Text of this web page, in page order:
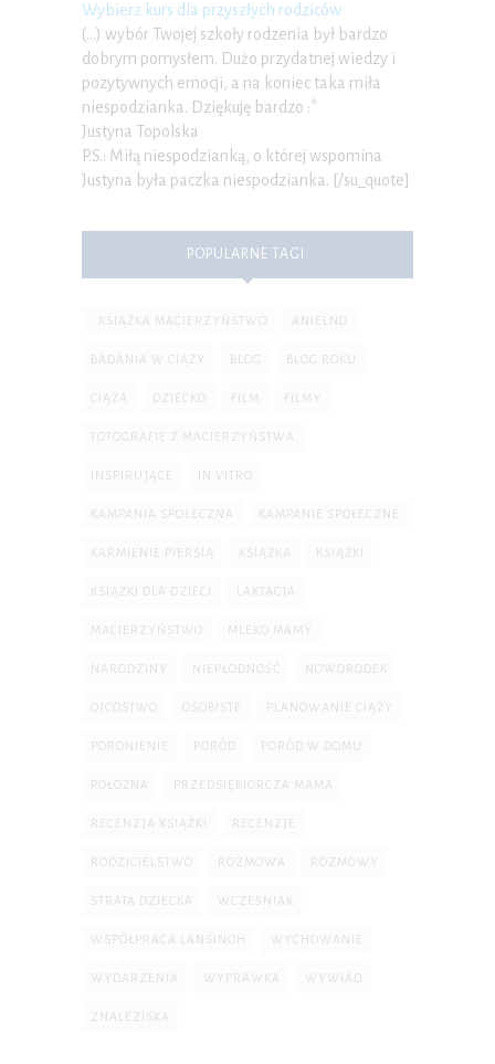
Wybierz kurs dla przyszłych rodziców
(…) wybór Twojej szkoły rodzenia był bardzo
dobrym pomysłem. Dużo przydatnej wiedzy i
pozytywnych emocji, a na koniec taka miła
niespodzianka. Dziękuję bardzo :*
Justyna Topolska
P.S.: Miłą niespodzianką, o której wspomina
Justyna była paczka niespodzianka. [/su_quote]
POPULARNE TAGI:
. KSIĄŻKA MACIERZYŃSTWO ANIELNO
BADANIA W CIĄŻY BLOG BLOG ROKU
CIĄŻA DZIECKO FILM FILMY
FOTOGRAFIE Z MACIERZYŃSTWA
INSPIRUJĄCE IN VITRO
KAMPANIA SPOŁECZNA KAMPANIE SPOŁECZNE
KARMIENIE PIERSIĄ KSIĄŻKA KSIĄŻKI
KSIĄŻKI DLA DZIECI LAKTACJA
MACIERZYŃSTWO MLEKO MAMY
NARODZINY NIEPŁODNOŚĆ NOWORODEK
OJCOSTWO OSOBISTE PLANOWANIE CIĄŻY
PORONIENIE PORÓD PORÓD W DOMU
POŁOŻNA PRZEDSIĘBIORCZA MAMA
RECENZJA KSIĄŻKI RECENZJE
RODZICIELSTWO ROZMOWA ROZMOWY
STRATA DZIECKA WCZEŚNIAK
WSPÓŁPRACA LANSINOH WYCHOWANIE
WYDARZENIA WYPRAWKA WYWIAD
ZNALEZISKA